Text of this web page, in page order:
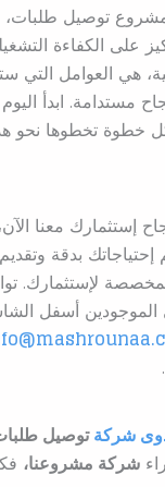
توصيل طلبات،
على الكفاءة
هي العوامل
مستدامة. ابدأ
خطوة تخطوها نحو
إستثمارك معنا
بدقة
لإستثمارك.
الموجودين أسفل
شركةتوصيل
شركة مشروعنا،